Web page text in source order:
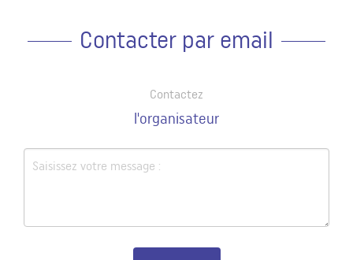
Contacter par email
Contactez
l'organisateur